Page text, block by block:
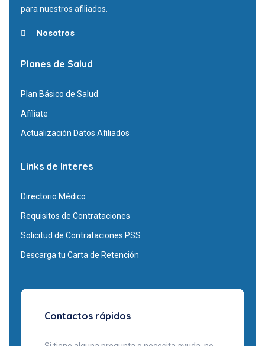
para nuestros afiliados.
Nosotros
Planes de Salud
Plan Básico de Salud
Afíliate
Actualización Datos Afiliados
Links de Interes
Directorio Médico
Requisitos de Contrataciones
Solicitud de Contrataciones PSS
Descarga tu Carta de Retención
Contactos rápidos